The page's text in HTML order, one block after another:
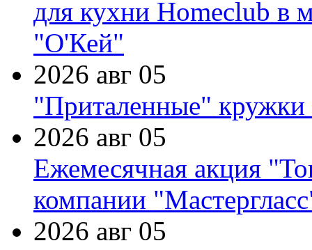
для кухни Homeclub в
"О'Кей"
2026 авг 05
"Приталенные" кружки
2026 авг 05
Ежемесячная акция
компании
2026 авг 05